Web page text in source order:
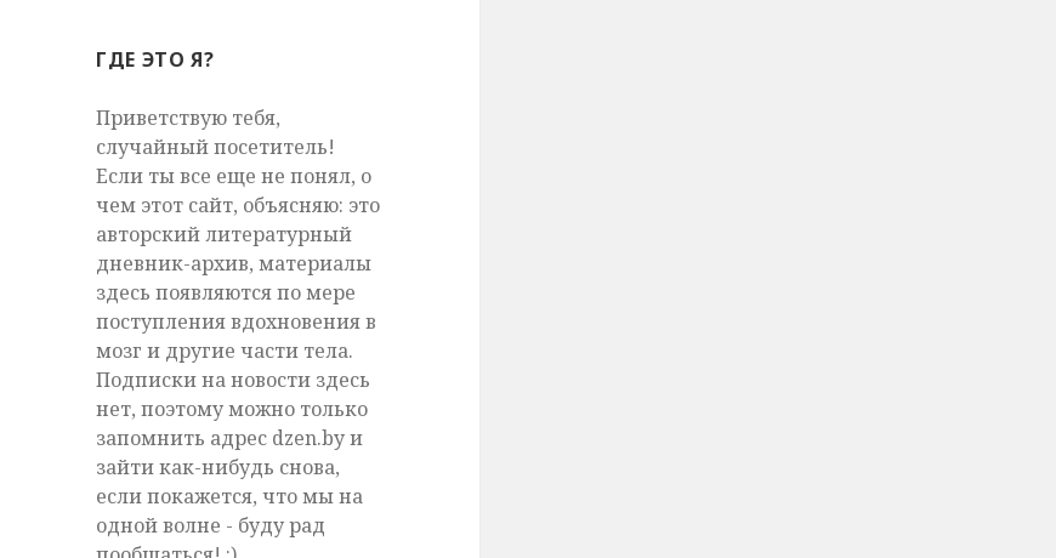
ГДЕ ЭТО Я?
Приветствую тебя,
случайный посетитель!
Если ты все еще не понял, о
чем этот сайт, объясняю: это
авторский литературный
дневник-архив, материалы
здесь появляются по мере
поступления вдохновения в
мозг и другие части тела.
Подписки на новости здесь
нет, поэтому можно только
запомнить адрес dzen.by и
зайти как-нибудь снова,
если покажется, что мы на
одной волне - буду рад